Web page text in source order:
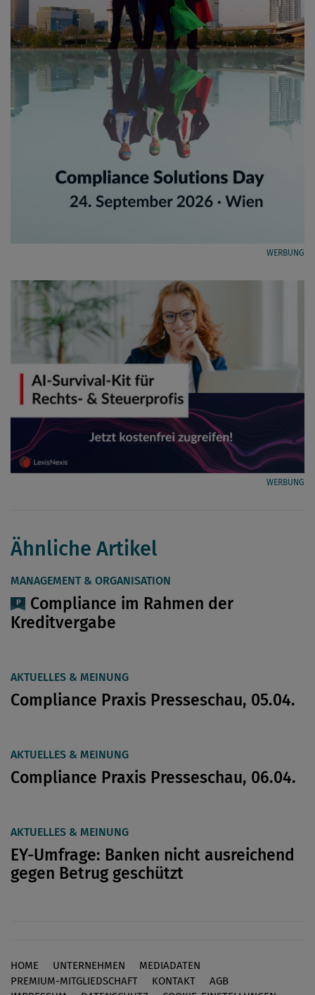
WERBUNG
WERBUNG
Ähnliche Artikel
MANAGEMENT & ORGANISATION
Compliance im Rahmen der
Kreditvergabe
AKTUELLES & MEINUNG
Compliance Praxis Presseschau, 05.04.
AKTUELLES & MEINUNG
Compliance Praxis Presseschau, 06.04.
AKTUELLES & MEINUNG
EY-Umfrage: Banken nicht ausreichend
gegen Betrug geschützt
Footer
HOME UNTERNEHMEN
MEDIADATEN
PREMIUM-MITGLIEDSCHAFT
KONTAKT
AGB